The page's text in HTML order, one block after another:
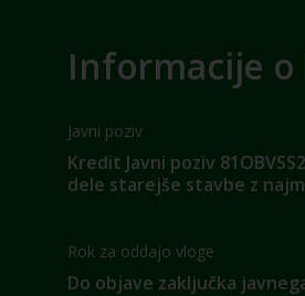
Informacije
Javni poziv
Kredit Javni poziv
dele starejše stavbe z
Rok za oddajo vloge
Do objave zaključka